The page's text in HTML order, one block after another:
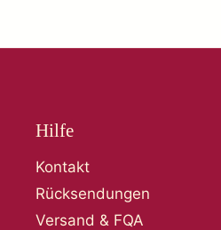
Hilfe
Kontakt
Rücksendungen
Versand & FQA